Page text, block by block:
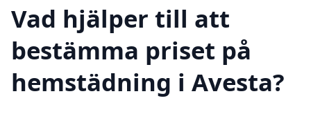
Vad hjälper till att
bestämma priset på
hemstädning i Avesta?